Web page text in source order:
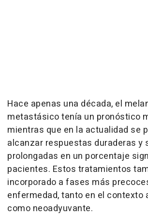
Hace apenas una década, el
metastásico tenía un pronóstico
mientras que en la actualidad se
alcanzar respuestas duraderas y
prolongadas en un porcentaje
pacientes. Estos tratamientos
incorporado a fases más
enfermedad, tanto en el contexto
como neoadyuvante.